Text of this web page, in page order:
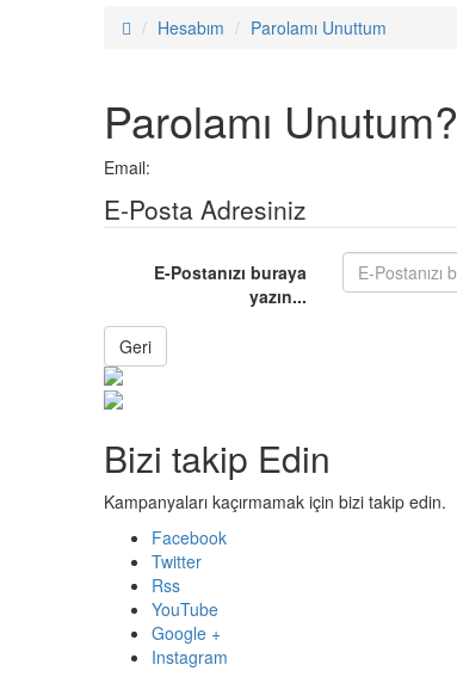
Hesabım
Parolamı Unuttum
Parolamı Unutum?
Email:
E-Posta Adresiniz
E-Postanızı buraya
yazın...
Geri
Bizi takip Edin
Kampanyaları kaçırmamak için bizi takip edin.
Facebook
Twitter
Rss
YouTube
Google +
Instagram